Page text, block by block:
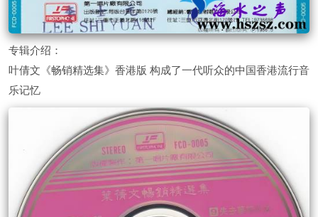
专辑介绍：
叶倩文《畅销精选集》香港版 构成了一代听众的中国香港流行音
乐记忆